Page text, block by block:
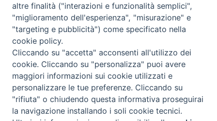
Centralino Curia Vescovile
0541 913711
Indirizzo
47864 PENNABILLI (RN)
Seguici su
Facebook
Instagram
LinkedIn
X YouTube
Feed
Informativa sulla Privacy
altre finalità ("interazioni e funzionalità semplici",
"miglioramento dell'esperienza", "misurazione" e
"targeting e pubblicità") come specificato nella
cookie policy.
Cliccando su "accetta" acconsenti all'utilizzo dei
cookie. Cliccando su "personalizza" puoi avere
maggiori informazioni sui cookie utilizzati e
personalizzare le tue preferenze. Cliccando su
"rifiuta" o chiudendo questa informativa proseguirai
la navigazione installando i soli cookie tecnici.